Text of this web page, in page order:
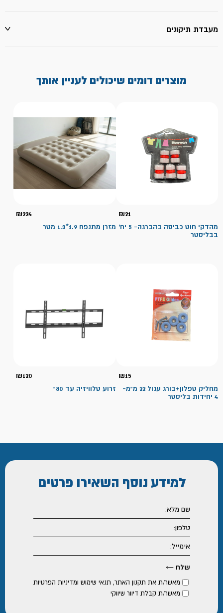
מעבדת תיקונים
מוצרים דומים שיכולים לעניין אותך
₪21
מהדקי חוט כביסה בהברגה- 5 יח'
בבליסטר
₪224
מזרן מתנפח 1.9*1.3 מטר
₪15
מחליק טפלון+בורג עגול 22 מ"מ-
4 יחידות בליסטר
₪120
זרוע טלוויזיה עד 80"
למידע נוסף השאירו פרטים
מאשר/ת את תקנון האתר, תנאי שימוש ומדיניות הפרטיות
מאשר/ת קבלת דיוור שיווקי